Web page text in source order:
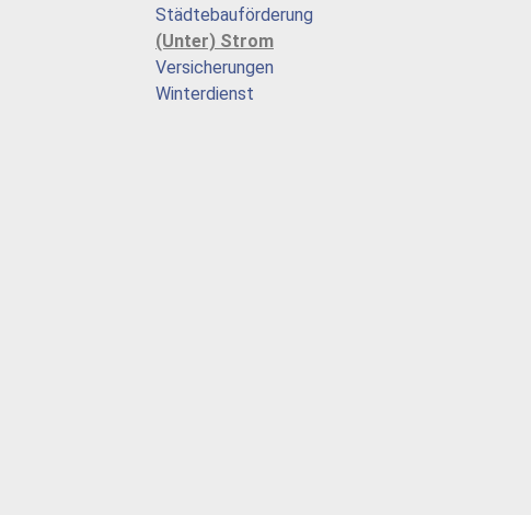
Städtebauförderung
(Unter) Strom
Versicherungen
Winterdienst